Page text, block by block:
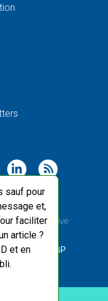
sauf pour
et,
faciliter
article ?
et en
, sauf Creative
, Back-end : ABP